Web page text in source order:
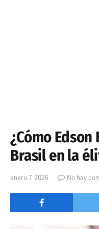
¿Cómo
Brasil en la
enero 7, 2026 No hay